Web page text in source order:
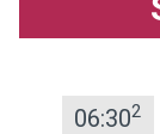
06:302